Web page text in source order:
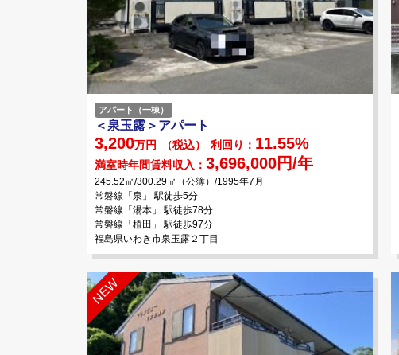
アパート（一棟）
＜泉玉露＞アパート
3,200万円 （税込） 利回り： 11.55%
満室時年間賃料収入：3,696,000円/年
245.52㎡/300.29㎡（公簿）/1995年7月
常磐線「泉」 駅徒歩5分
常磐線「湯本」 駅徒歩78分
常磐線「植田」 駅徒歩97分
福島県いわき市泉玉露２丁目